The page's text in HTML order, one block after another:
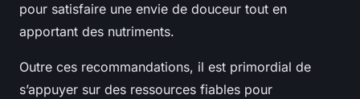
pour satisfaire une envie de douceur tout en
apportant des nutriments.
Outre ces recommandations, il est primordial de
s’appuyer sur des ressources fiables pour